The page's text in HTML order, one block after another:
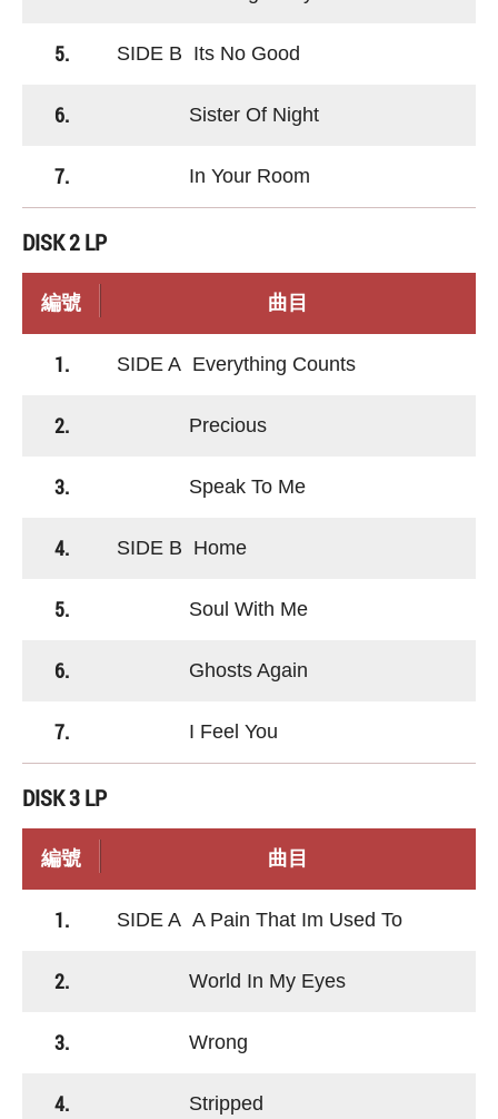
5. SIDE B Its No Good
6. Sister Of Night
7. In Your Room
DISK 2 LP
編號 曲目
1. SIDE A Everything Counts
2. Precious
3. Speak To Me
4. SIDE B Home
5. Soul With Me
6. Ghosts Again
7. I Feel You
DISK 3 LP
編號 曲目
1. SIDE A A Pain That Im Used To
2. World In My Eyes
3. Wrong
4. Stripped